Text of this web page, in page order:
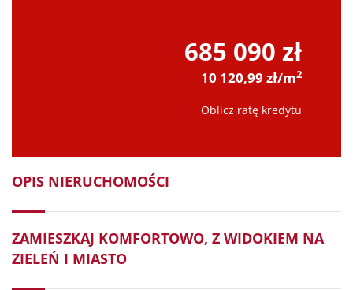
685 090 zł
10 120,99 zł/m2
Oblicz ratę kredytu
OPIS NIERUCHOMOŚCI
ZAMIESZKAJ KOMFORTOWO, Z WIDOKIEM NA
ZIELEŃ I MIASTO